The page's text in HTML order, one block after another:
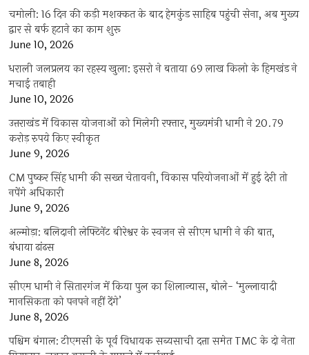
चमोली: 16 दिन की कड़ी मशक्कत के बाद हेमकुंड साहिब पहुंची सेना, अब मुख्य
द्वार से बर्फ हटाने का काम शुरू
June 10, 2026
धराली जलप्रलय का रहस्य खुला: इसरो ने बताया 69 लाख किलो के हिमखंड ने
मचाई तबाही
June 10, 2026
उत्तराखंड में विकास योजनाओं को मिलेगी रफ्तार, मुख्यमंत्री धामी ने 20.79
करोड़ रुपये किए स्वीकृत
June 9, 2026
CM पुष्कर सिंह धामी की सख्त चेतावनी, विकास परियोजनाओं में हुई देरी तो
नपेंगे अधिकारी
June 9, 2026
अल्मोड़ा: बलिदानी लेफ्टिनेंट बीरेश्वर के स्वजन से सीएम धामी ने की बात,
बंधाया ढांढस
June 8, 2026
सीएम धामी ने सितारगंज में किया पुल का शिलान्यास, बोले- ‘मुल्लावादी
मानसिकता को पनपने नहीं देंगे’
June 8, 2026
पश्चिम बंगाल: टीएमसी के पूर्व विधायक सब्यसाची दत्ता समेत TMC के दो नेता